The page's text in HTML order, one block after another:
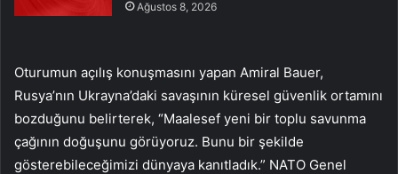
Ağustos 8, 2026
Oturumun açılış konuşmasını yapan Amiral Bauer,
Rusya’nın Ukrayna’daki savaşının küresel güvenlik ortamını
bozduğunu belirterek, “Maalesef yeni bir toplu savunma
çağının doğuşunu görüyoruz. Bunu bir şekilde
gösterebileceğimizi dünyaya kanıtladık.” NATO Genel